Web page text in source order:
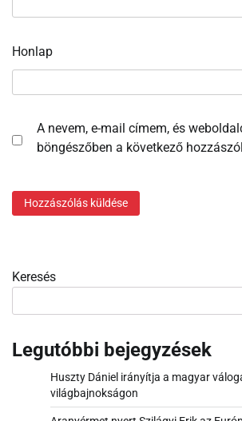
Honlap
A nevem, e-mail címem, és
böngészőben a következő
Keresés
Legutóbbi bejegyzések
Huszty Dániel irányítja a magyar
világbajnokságon